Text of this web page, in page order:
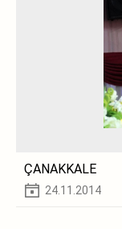
ÇANAKKALE
24.11.2014